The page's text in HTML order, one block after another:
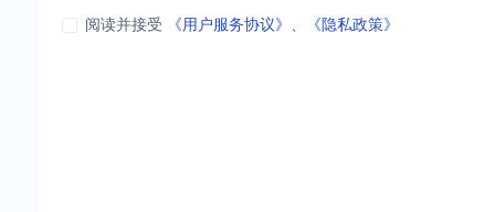
阅读并接受 《用户服务协议》 、 《隐私政策》